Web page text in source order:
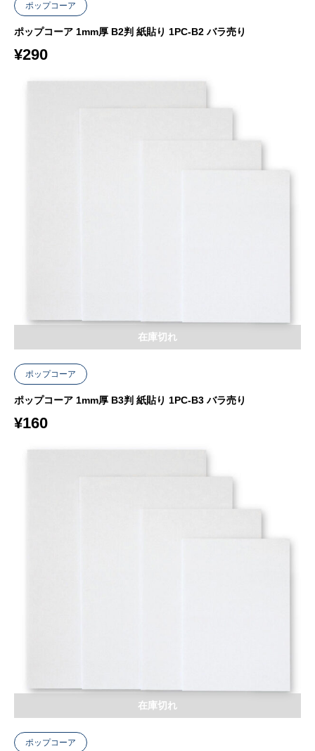
ポップコーア
ポップコーア 1mm厚 B2判 紙貼り 1PC-B2 バラ売り
¥290
ポップコーア
ポップコーア 1mm厚 B3判 紙貼り 1PC-B3 バラ売り
¥160
在庫切れ
ポップコーア
在庫切れ